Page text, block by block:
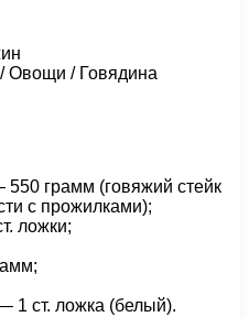
Овощи / Говядина
грамм (говяжий стейк
с прожилками);
ложки;
1 cт. ложка (белый).